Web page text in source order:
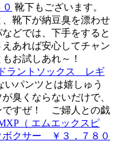
靴下もございます。
靴下が納豆臭を漂わせ
どでは、下手をすると
あれば安心してチャン
お試しあれ～！
ラントソックス レギ
いパンツとは嬉しゅう
臭くならないだけで、
ですぜ！ ご婦人との戯
（ エムエックスピ
クサー ￥３，７８０